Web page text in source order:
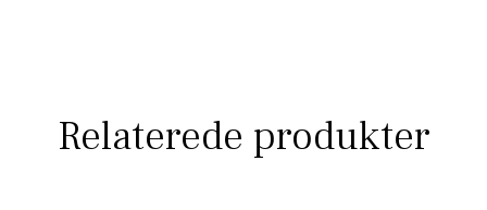
Relaterede produkter